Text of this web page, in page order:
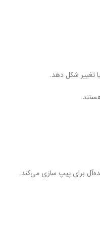
تغییر شکل دهد.